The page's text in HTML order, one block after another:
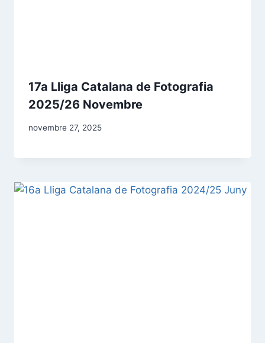
17a Lliga Catalana de Fotografia
2025/26 Novembre
novembre 27, 2025